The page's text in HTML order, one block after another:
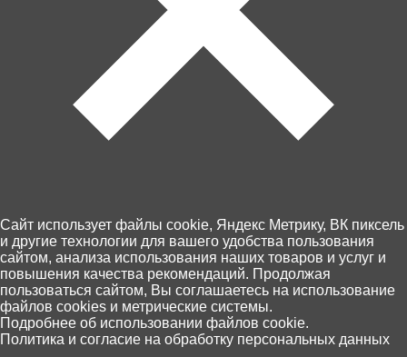
1 490 ₽ В корзину
Забрать сегодня!
Главная Каталог Корзина
0
Избранное Поиск
Cайт использует файлы cookie, Яндекс Метрику, ВК пиксель
и другие технологии для вашего удобства пользования
сайтом, анализа использования наших товаров и услуг и
повышения качества рекомендаций. Продолжая
пользоваться сайтом, Вы соглашаетесь на использование
файлов cookies и метрические системы.
Подробнее об использовании файлов cookie.
Политика и согласие на обработку персональных данных